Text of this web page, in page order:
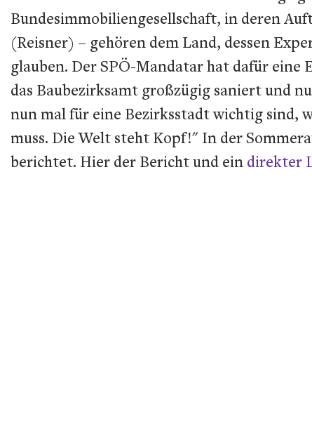
Bundesimmobiliengesellschaft, in deren
(Reisner) – gehören dem Land, dessen
glauben. Der SPÖ-Mandatar hat dafür
das Baubezirksamt großzügig saniert und
nun mal für eine Bezirksstadt wichtig sind,
muss. Die Welt steht Kopf!" In der
berichtet. Hier der Bericht und ein direkter